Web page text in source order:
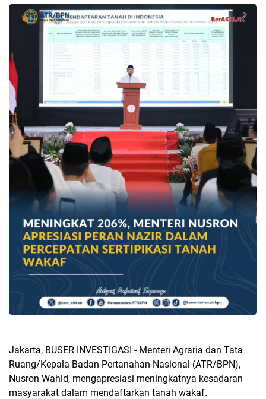
Jakarta, BUSER INVESTIGASI - Menteri Agraria dan Tata
Ruang/Kepala Badan Pertanahan Nasional (ATR/BPN),
Nusron Wahid, mengapresiasi meningkatnya kesadaran
masyarakat dalam mendaftarkan tanah wakaf.